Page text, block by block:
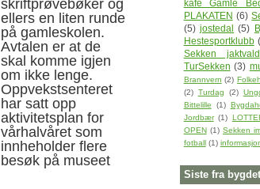
skriftprøvebøker og
ellers en liten runde
på gamleskolen.
Avtalen er at de
skal komme igjen
om ikke lenge.
Oppvekstsenteret
har satt opp
aktivitetsplan for
vårhalvåret som
innheholder flere
besøk på museet
kafe Gamle
PLAKATEN (6)
(5) jostedal (5)
Hestesportklubb
Sekken jaktvald
TurSekken (3)
Brannvern (2)
(2) Turdag (2)
Bittelille
(1)
Jordbær (1)
OPEN (1) Sekken
fotball (1)
Siste fra